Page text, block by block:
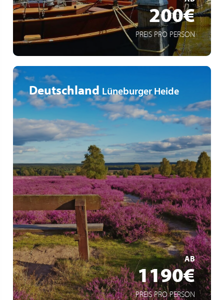
200€
PREIS PRO PERSON
Deutschland Lüneburger Heide
AB
1190€
PREIS PRO PERSON
Die Heide in der schönsten Blütezeit
Lüneburg, die alte Hansestadt
Schiffshebewerk Scharnebeck
MEHR ERFAHREN